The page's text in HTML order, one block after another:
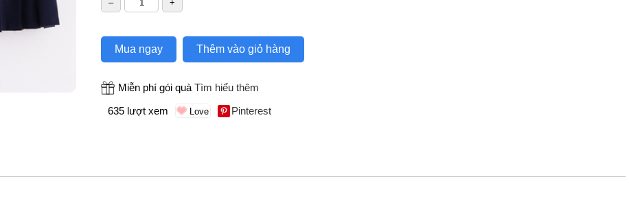
Mua ngay Thêm vào giỏ hàng
Miễn phí gói quàTìm hiểu thêm
635 lượt xem
Pinterest